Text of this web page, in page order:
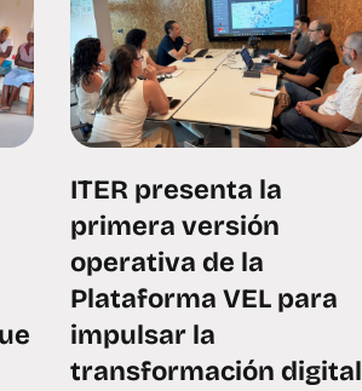
ITER presenta la
primera versión
operativa de la
Plataforma VEL para
impulsar la
transformación digital